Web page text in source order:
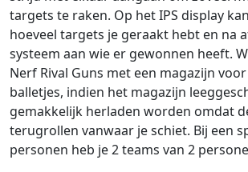
targets te raken. Op het IPS display
hoeveel targets je geraakt hebt en na
systeem aan wie er gewonnen heeft.
Nerf Rival Guns met een magazijn
balletjes, indien het magazijn
gemakkelijk herladen worden omdat
terugrollen vanwaar je schiet. Bij een
personen heb je 2 teams van 2